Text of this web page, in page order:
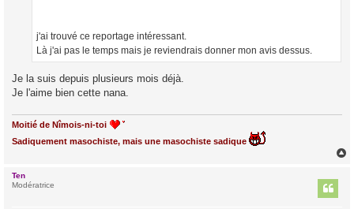
j'ai trouvé ce reportage intéressant.
Là j'ai pas le temps mais je reviendrais donner mon avis dessus.
Je la suis depuis plusieurs mois déjà.
Je l'aime bien cette nana.
Moitié de Nîmois-ni-toi
Sadiquement masochiste, mais une masochiste sadique
Ten
Modératrice